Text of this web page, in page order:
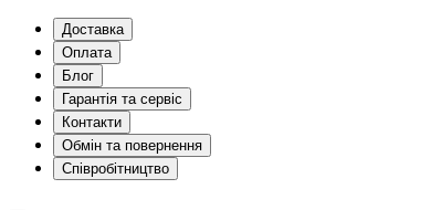
Доставка
Оплата
Блог
Гарантія та сервіс
Контакти
Обмін та повернення
Співробітництво